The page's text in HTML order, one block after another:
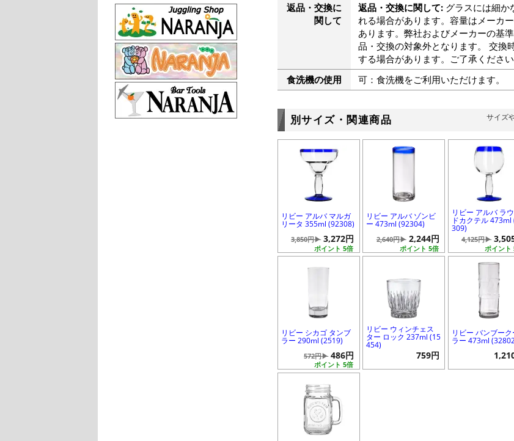
返品・交換に
関して
返品・交換に関して:グラスには細か
れる場合があります。容量はメーカ
あります。弊社およびメーカーの基
品・交換の対象外となります。 交換
する場合があります。ご了承ください
食洗機の使用
可：食洗機をご利用いただけます。
別サイズ・関連商品 サイズ
リビー アルバ マルガ
リータ 355ml (92308)
ポイント 5倍
3,850円▶ 3,272円
リビー アルバ ゾンビ
ー 473ml (92304)
ポイント 5倍
2,640円▶ 2,244円
リビー アルバ ラ
ドカクテル 473ml
309)
ポイント
4,125円▶
リビー シカゴ タンブ
ラー 290ml (2519)
ポイント 5倍
572円▶ 486円
リビー ウィンチェス
ター ロック 237ml (15
454)
759円
リビー バンブーク
ラー 473ml